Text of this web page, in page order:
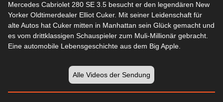
Wir respektieren Ihre Privatsphäre
Wir und unsere Partner speichern und/oder greifen auf
Informationen wie Cookies auf einem Gerät zu und verarbeiten
Standardinformationen, die von einem Gerät für personalisierte
Werbung und Inhalte, Werbung und Inhaltsmessung,
Mercedes Cabriolet 280 SE 3.5 besucht er den legendären New
Yorker Oldtimerdealer Elliot Cuker. Mit seiner Leidenschaft für
alte Autos hat Cuker mitten in Manhattan sein Glück gemacht und
es vom drittklassigen Schauspieler zum Muli-Millionär gebracht.
Eine automobile Lebensgeschichte aus dem Big Apple.
Alle Videos der Sendung